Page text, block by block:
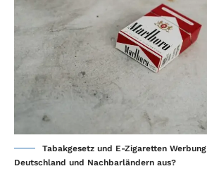
Tabakgesetz und E-Zigaretten
Deutschland und Nachbarländern aus?